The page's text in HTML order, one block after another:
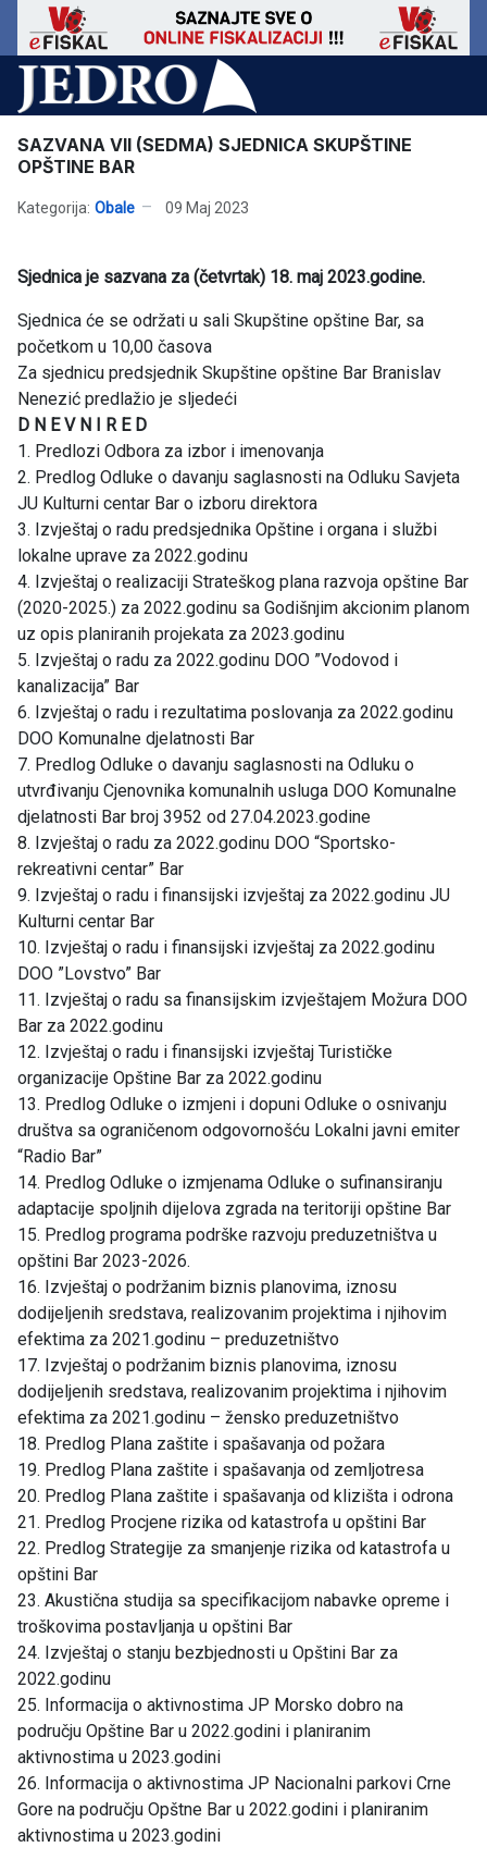
SAZVANA VII (SEDMA) SJEDNICA SKUPŠTINE
OPŠTINE BAR
Kategorija: Obale 09 Maj 2023
Sjednica je sazvana za (četvrtak) 18. maj 2023.godine.
Sjednica će se održati u sali Skupštine opštine Bar, sa
početkom u 10,00 časova
Za sjednicu predsjednik Skupštine opštine Bar Branislav
Nenezić predlažio je sljedeći
D N E V N I R E D
1. Predlozi Odbora za izbor i imenovanja
2. Predlog Odluke o davanju saglasnosti na Odluku Savjeta
JU Kulturni centar Bar o izboru direktora
3. Izvještaj o radu predsjednika Opštine i organa i službi
lokalne uprave za 2022.godinu
4. Izvještaj o realizaciji Strateškog plana razvoja opštine Bar
(2020-2025.) za 2022.godinu sa Godišnjim akcionim planom
uz opis planiranih projekata za 2023.godinu
5. Izvještaj o radu za 2022.godinu DOO ”Vodovod i
kanalizacija” Bar
6. Izvještaj o radu i rezultatima poslovanja za 2022.godinu
DOO Komunalne djelatnosti Bar
7. Predlog Odluke o davanju saglasnosti na Odluku o
utvrđivanju Cjenovnika komunalnih usluga DOO Komunalne
djelatnosti Bar broj 3952 od 27.04.2023.godine
8. Izvještaj o radu za 2022.godinu DOO “Sportsko-
rekreativni centar” Bar
9. Izvještaj o radu i finansijski izvještaj za 2022.godinu JU
Kulturni centar Bar
10. Izvještaj o radu i finansijski izvještaj za 2022.godinu
DOO ”Lovstvo” Bar
11. Izvještaj o radu sa finansijskim izvještajem Možura DOO
Bar za 2022.godinu
12. Izvještaj o radu i finansijski izvještaj Turističke
organizacije Opštine Bar za 2022.godinu
13. Predlog Odluke o izmjeni i dopuni Odluke o osnivanju
društva sa ograničenom odgovornošću Lokalni javni emiter
“Radio Bar”
14. Predlog Odluke o izmjenama Odluke o sufinansiranju
adaptacije spoljnih dijelova zgrada na teritoriji opštine Bar
15. Predlog programa podrške razvoju preduzetništva u
opštini Bar 2023-2026.
16. Izvještaj o podržanim biznis planovima, iznosu
dodijeljenih sredstava, realizovanim projektima i njihovim
efektima za 2021.godinu – preduzetništvo
17. Izvještaj o podržanim biznis planovima, iznosu
dodijeljenih sredstava, realizovanim projektima i njihovim
efektima za 2021.godinu – žensko preduzetništvo
18. Predlog Plana zaštite i spašavanja od požara
19. Predlog Plana zaštite i spašavanja od zemljotresa
20. Predlog Plana zaštite i spašavanja od klizišta i odrona
21. Predlog Procjene rizika od katastrofa u opštini Bar
22. Predlog Strategije za smanjenje rizika od katastrofa u
opštini Bar
23. Akustična studija sa specifikacijom nabavke opreme i
troškovima postavljanja u opštini Bar
24. Izvještaj o stanju bezbjednosti u Opštini Bar za
2022.godinu
25. Informacija o aktivnostima JP Morsko dobro na
području Opštine Bar u 2022.godini i planiranim
aktivnostima u 2023.godini
26. Informacija o aktivnostima JP Nacionalni parkovi Crne
Gore na području Opštne Bar u 2022.godini i planiranim
aktivnostima u 2023.godini